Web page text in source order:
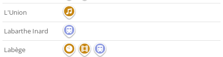
L'Union
Labarthe Inard
Labège